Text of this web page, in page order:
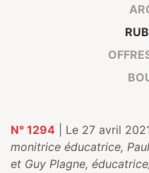
N° 1294 | Le 27 avril
monitrice éducatrice,
et Guy Plagne,